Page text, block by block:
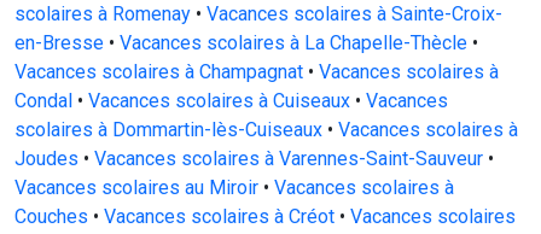
scolaires à Romenay • Vacances scolaires à Sainte-Croix-
en-Bresse • Vacances scolaires à La Chapelle-Thècle •
Vacances scolaires à Champagnat • Vacances scolaires à
Condal • Vacances scolaires à Cuiseaux • Vacances
scolaires à Dommartin-lès-Cuiseaux • Vacances scolaires à
Joudes • Vacances scolaires à Varennes-Saint-Sauveur •
Vacances scolaires au Miroir • Vacances scolaires à
Couches • Vacances scolaires à Créot • Vacances scolaires